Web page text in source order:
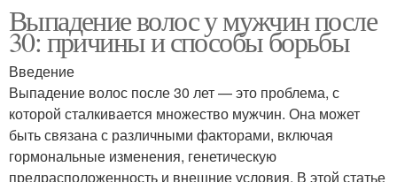
Выпадение волос у мужчин после
30: причины и способы борьбы
Введение
Выпадение волос после 30 лет — это проблема, с
которой сталкивается множество мужчин. Она может
быть связана с различными факторами, включая
гормональные изменения, генетическую
предрасположенность и внешние условия. В этой статье